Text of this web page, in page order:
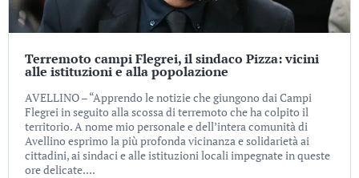
Terremoto campi Flegrei, il sindaco Pizza: vicini
alle istituzioni e alla popolazione
AVELLINO – “Apprendo le notizie che giungono dai Campi
Flegrei in seguito alla scossa di terremoto che ha colpito il
territorio. A nome mio personale e dell’intera comunità di
Avellino esprimo la più profonda vicinanza e solidarietà ai
cittadini, ai sindaci e alle istituzioni locali impegnate in queste
ore delicate....